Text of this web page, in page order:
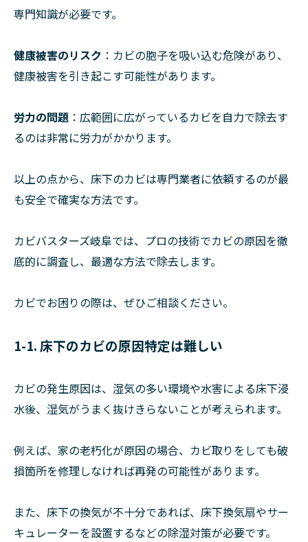
専門知識が必要です。
健康被害のリスク ：カビの胞子を吸い込む危険があり、
健康被害を引き起こす可能性があります。
労力の問題 ：広範囲に広がっているカビを自力で除去す
るのは非常に労力がかかります。
以上の点から、床下のカビは専門業者に依頼するのが最
も安全で確実な方法です。
カビバスターズ岐阜では、プロの技術でカビの原因を徹
底的に調査し、最適な方法で除去します。
カビでお困りの際は、ぜひご相談ください。
1-1. 床下のカビの原因特定は難しい
カビの発生原因は、湿気の多い環境や水害による床下浸
水後、湿気がうまく抜けきらないことが考えられます。
例えば、家の老朽化が原因の場合、カビ取りをしても破
損箇所を修理しなければ再発の可能性があります。
また、床下の換気が不十分であれば、床下換気扇やサー
キュレーターを設置するなどの除湿対策が必要です。